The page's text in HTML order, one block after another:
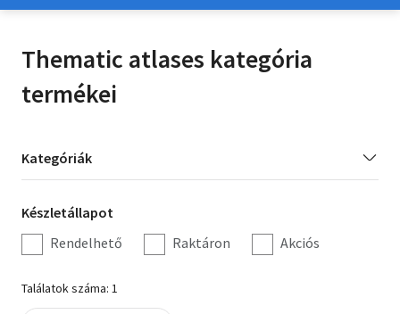
Livres francais
Olasz könyvek
Audio books
Hörbücher
Audiolibros
Livres audio
Thematic atlases kategória
termékei
Kategória
szűrés
Kategóriák
Készletállapot
szűrés
Készletállapot
Rendelhető
Raktáron Akciós
Találatok száma: 1